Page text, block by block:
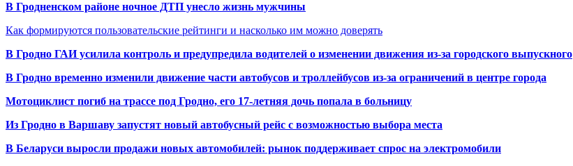
В Гродненском районе ночное ДТП унесло жизнь мужчины
Как формируются пользовательские рейтинги и насколько им можно доверять
В Гродно ГАИ усилила контроль и предупредила водителей о изменении движения из-за городского выпускного
В Гродно временно изменили движение части автобусов и троллейбусов из-за ограничений в центре города
Мотоциклист погиб на трассе под Гродно, его 17-летняя дочь попала в больницу
Из Гродно в Варшаву запустят новый автобусный рейс с возможностью выбора места
В Беларуси выросли продажи новых автомобилей: рынок поддерживает спрос на электромобили